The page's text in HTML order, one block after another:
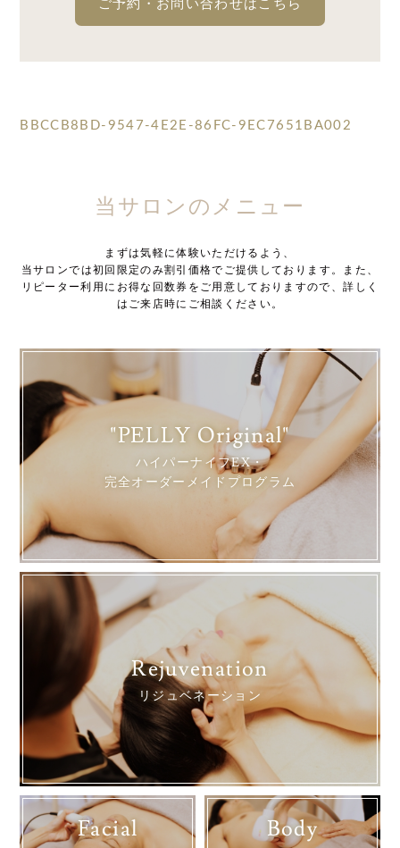
ご予約・お問い合わせはこちら
BBCCB8BD-9547-4E2E-86FC-9EC7651BA002
当サロンのメニュー
まずは気軽に体験いただけるよう、
当サロンでは初回限定のみ割引価格でご提供しております。また、
リピーター利用にお得な回数券をご用意しておりますので、詳しく
はご来店時にご相談ください。
"PELLY Original"
ハイパーナイフEX・
完全オーダーメイドプログラム
Rejuvenation
リジュベネーション
Facial Body